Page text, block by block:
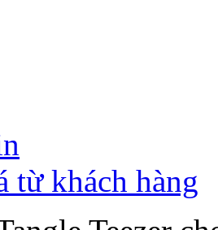
từ khách hàng